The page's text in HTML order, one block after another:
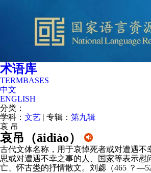
术语库
TERMBASES
中文
ENGLISH
分类：
学科： 文艺 | 专辑： 第九辑
哀 吊
哀吊（āidiào）
古代文体名称，用于哀悼死者或对遭遇不
思或对遭遇不幸之事的 人 国家等表示慰
亡、怀古类的抒情散文。刘勰（465 ？